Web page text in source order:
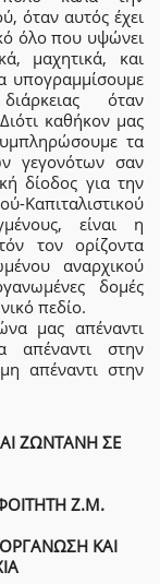
όταν αυτός έχει
όλο που υψώνει
μαχητικά, και
υπογραμμίσουμε
όταν
καθήκον μας
τα
γεγονότων σαν
δίοδος για την
Καπιταλιστικού
είναι η
τον ορίζοντα
αναρχικού
δομές
πεδίο.
μας απέναντι
απέναντι στην
απέναντι στην
ΖΩΝΤΑΝΗ ΣΕ
Ζ.Μ.
ΚΑΙ